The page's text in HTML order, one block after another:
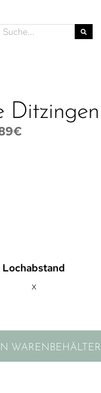
Ditzingen
€
Lochabstand
x
WARENBEHÄLTER